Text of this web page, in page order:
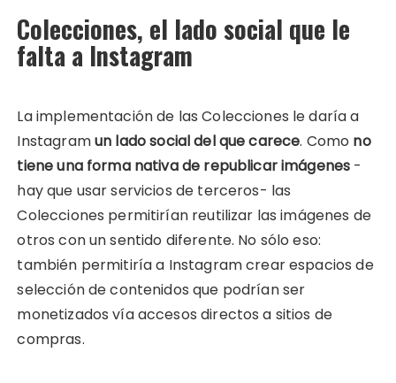
Colecciones, el lado social que le
falta a Instagram
La implementación de las Colecciones le daría a
Instagramun lado social del que carece. Como no
tiene una forma nativa de republicar imágenes -
hay que usar servicios de terceros- las
Colecciones permitirían reutilizar las imágenes de
otros con un sentido diferente. No sólo eso:
también permitiría a Instagram crear espacios de
selección de contenidos que podrían ser
monetizados vía accesos directos a sitios de
compras.